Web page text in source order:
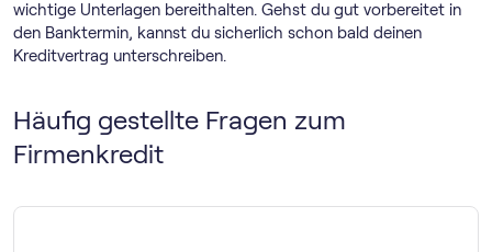
wichtige Unterlagen bereithalten. Gehst du gut vorbereitet in
den Banktermin, kannst du sicherlich schon bald deinen
Kreditvertrag unterschreiben.
Häufig gestellte Fragen zum
Firmenkredit